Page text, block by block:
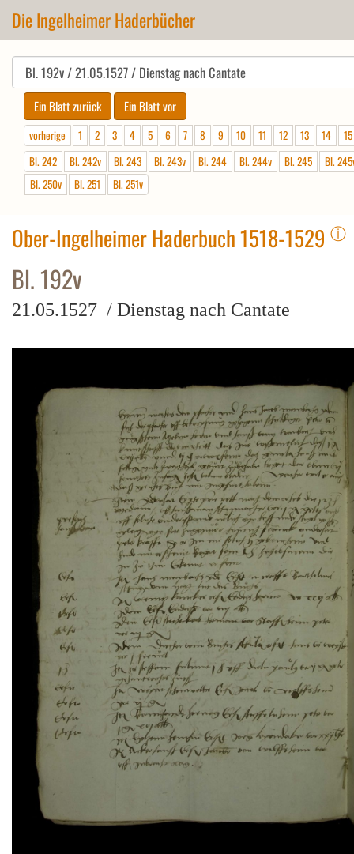
Die Ingelheimer Haderbücher
vorherige 1 2 3 4 5 6 7 8 9 10 11 12 13 14
15
Bl. 242
Bl. 242v Bl. 243 Bl. 243v Bl. 244 Bl. 244v Bl. 245
Bl.
Bl. 250v
Bl. 251 Bl. 251v
Ober-Ingelheimer Haderbuch 1518-1529 ⓘ
Bl. 192v
21.05.1527 / Dienstag nach Cantate